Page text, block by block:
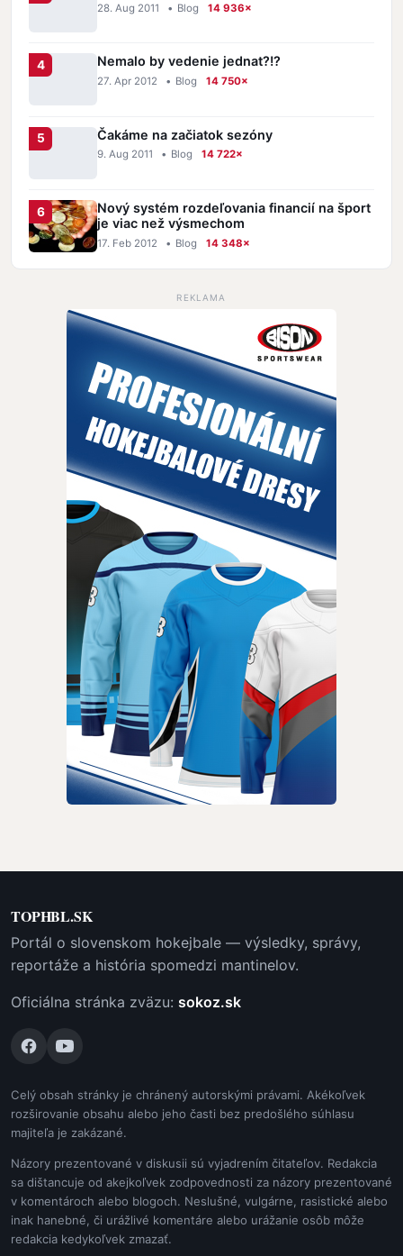
28. Aug 2011 • Blog 14 936×
Nemalo by vedenie jednat?!?
27. Apr 2012 • Blog 14 750×
Čakáme na začiatok sezóny
9. Aug 2011 • Blog 14 722×
Nový systém rozdeľovania financií na šport
je viac než výsmechom
17. Feb 2012 • Blog 14 348×
REKLAMA
TOPHBL.SK
Portál o slovenskom hokejbale — výsledky, správy,
reportáže a história spomedzi mantinelov.
Oficiálna stránka zväzu: sokoz.sk
Celý obsah stránky je chránený autorskými právami. Akékoľvek
rozširovanie obsahu alebo jeho časti bez predošlého súhlasu
majiteľa je zakázané.
Názory prezentované v diskusii sú vyjadrením čitateľov. Redakcia
sa dištancuje od akejkoľvek zodpovednosti za názory prezentované
v komentároch alebo blogoch. Neslušné, vulgárne, rasistické alebo
inak hanebné, či urážlivé komentáre alebo urážanie osôb môže
redakcia kedykoľvek zmazať.